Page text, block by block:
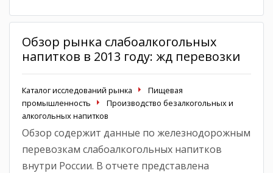
Обзор рынка слабоалкогольных
напитков в 2013 году: жд перевозки
Каталог исследований рынка
Пищевая
промышленность
Производство безалкогольных и
алкогольных напитков
Обзор содержит данные по железнодорожным
перевозкам слабоалкогольных напитков
внутри России. В отчете представлена